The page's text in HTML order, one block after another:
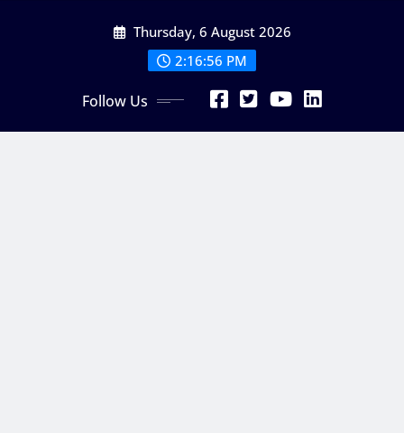
Thursday, 6 August 2026
2:16:57 PM
Follow Us